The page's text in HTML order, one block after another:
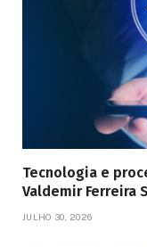
Tecnologia e
Valdemir Ferreira
JULHO 30, 2026